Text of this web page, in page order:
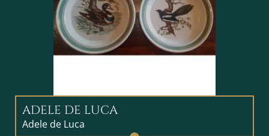
ADELE DE LUCA
Adele de Luca